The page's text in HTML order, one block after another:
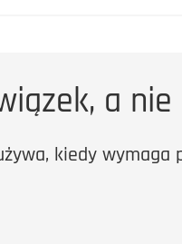
a nie
kiedy wymaga